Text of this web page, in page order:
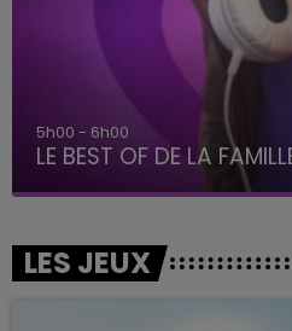
5h00 - 6h00
LE BEST OF DE LA
LES JEUX